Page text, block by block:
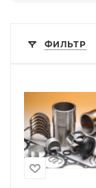
ФИЛЬТР